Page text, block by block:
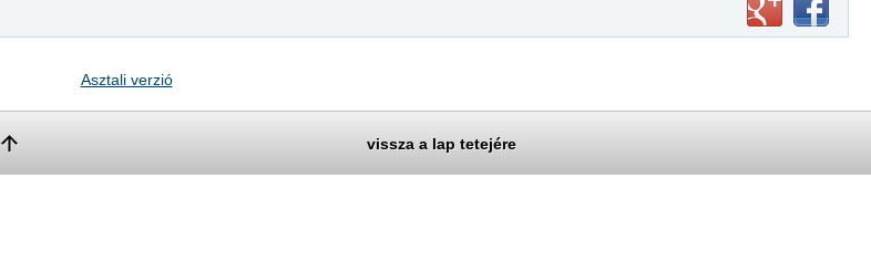
Asztali verzió
vissza a lap tetejére